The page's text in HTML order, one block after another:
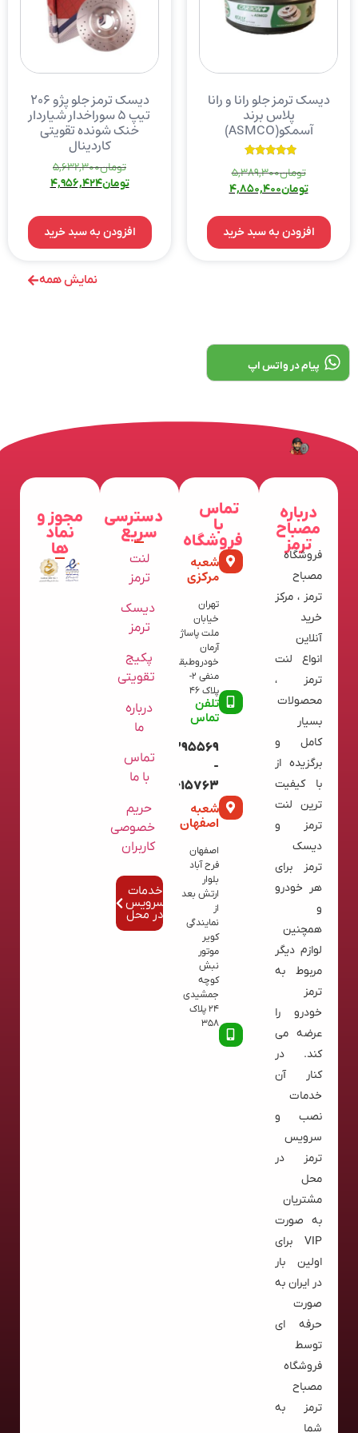
نمایش همه
دیسک ترمز جلو رانا و رانا
پلاس برند
آسمکو(ASMCO)
5.00
از 5
تومان5,389,300
تومان4,850,400
افزودن به سبد خرید
دیسک ترمز جلو پژو ۲۰۶
تیپ ۵ سوراخدار شیاردار
خنک شونده تقویتی
کاردینال
تومان5,632,300
تومان4,956,424
افزودن به سبد خرید
پیام در واتس اپ
درباره
مصباح
ترمز
فروشگاه
مصباح
ترمز ، مرکز
خرید
آنلاین
انواع لنت
ترمز ،
محصولات
بسیار
کامل و
برگزیده از
با کیفیت
ترین لنت
ترمز و
دیسک
ترمز برای
هر خودرو
و
همچنین
لوازم دیگر
مربوط به
ترمز
خودرو را
عرضه می
کند. در
کنار آن
خدمات
نصب و
سرویس
ترمز در
محل
مشتریان
به صورت
VIP برای
اولین بار
در ایران به
صورت
حرفه ای
توسط
فروشگاه
مصباح
ترمز به
شما
تماس
با
فروشگاه
شعبه
مرکزی
تهران
خیابان
ملت پاساژ
آرمان
خودروطبقه
منفی 2-
پلاک 46
تلفن
تماس
09120395569
-
02136615763
شعبه
اصفهان
اصفهان
فرح آباد
بلوار
ارتش بعد
از
نمایندگی
کویر
موتور
نبش
کوچه
جمشیدی
24 پلاک
358
دسترسی
سریع
لنت
ترمز
دیسک
ترمز
پکیج
تقویتی
درباره
ما
تماس
با ما
حریم
خصوصی
کاربران
خدمات
سرویس
در محل
مجوز و
نماد
ها